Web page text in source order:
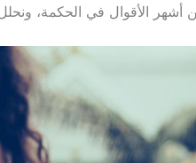
الأقوال في الحكمة، ونحلل